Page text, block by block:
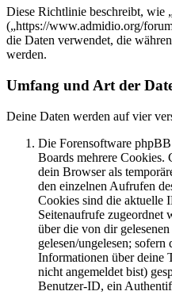
Diese Richtlinie beschreibt, wie
(„https://www.admidio.org/
die Daten verwendet, die
werden.
Umfang und Art der
Deine Daten werden auf vier
Die Forensoftware
Boards mehrere Cookies.
dein Browser als
den einzelnen Aufrufen
Cookies sind die aktuelle
Seitenaufrufe zugeordnet
über die von dir
gelesen/ungelesen;
Informationen über deine
nicht angemeldet bist)
Benutzer-ID, ein